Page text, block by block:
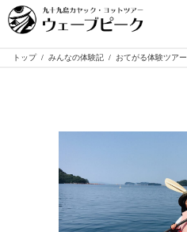
トップ / みんなの体験記 / おてがる体験ツアー